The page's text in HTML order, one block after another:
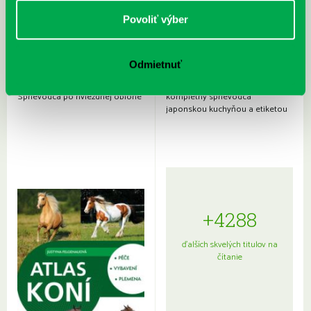
Povoliť výber
Odmietnuť
Sprievodca po hviezdnej oblohe
kompletný sprievodca
japonskou kuchyňou a etiketou
+4288
ďalších skvelých titulov na
čítanie